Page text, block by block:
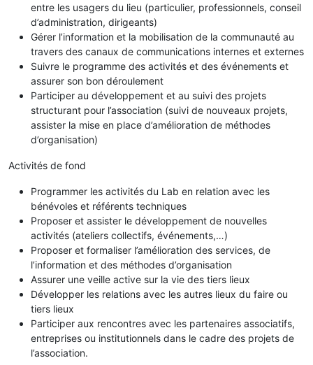
entre les usagers du lieu (particulier, professionnels, conseil
d’administration, dirigeants)
Gérer l’information et la mobilisation de la communauté au
travers des canaux de communications internes et externes
Suivre le programme des activités et des événements et
assurer son bon déroulement
Participer au développement et au suivi des projets
structurant pour l’association (suivi de nouveaux projets,
assister la mise en place d’amélioration de méthodes
d’organisation)
Activités de fond
Programmer les activités du Lab en relation avec les
bénévoles et référents techniques
Proposer et assister le développement de nouvelles
activités (ateliers collectifs, événements,…)
Proposer et formaliser l’amélioration des services, de
l’information et des méthodes d’organisation
Assurer une veille active sur la vie des tiers lieux
Développer les relations avec les autres lieux du faire ou
tiers lieux
Participer aux rencontres avec les partenaires associatifs,
entreprises ou institutionnels dans le cadre des projets de
l’association.